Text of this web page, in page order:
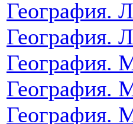
География.
География.
География.
География.
География.